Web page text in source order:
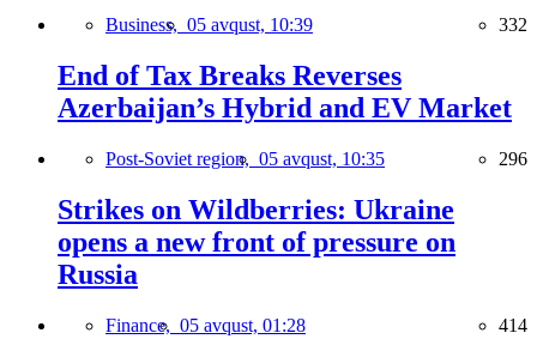
Business, 05 avqust, 10:39 332
End of Tax Breaks Reverses
Azerbaijan’s Hybrid and EV Market
Post-Soviet region, 05 avqust, 10:35 296
Strikes on Wildberries: Ukraine
opens a new front of pressure on
Russia
Finance, 05 avqust, 01:28 414